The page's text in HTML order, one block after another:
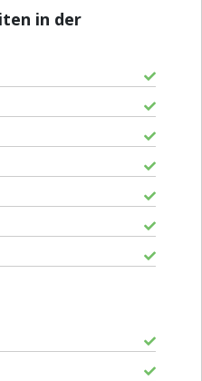
in der